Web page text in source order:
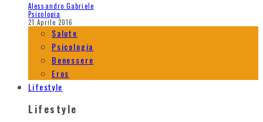
Alessandro Gabriele
Psicologia
21 Aprile 2016
Salute
Psicologia
Benessere
Eros
Lifestyle
Lifestyle